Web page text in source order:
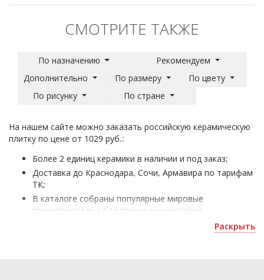
СМОТРИТЕ ТАКЖЕ
По назначению
Рекомендуем
Дополнительно
По размеру
По цвету
По рисунку
По стране
На нашем сайте можно заказать российскую керамическую
плитку по цене от 1029 руб.:
Более 2 единиц керамики в наличии и под заказ;
Доставка до Краснодара, Сочи, Армавира по тарифам
ТК;
В каталоге собраны популярные мировые
производители с безупречным качеством
Плитка Контакт Россия - для облицовки жилых и
Раскрыть